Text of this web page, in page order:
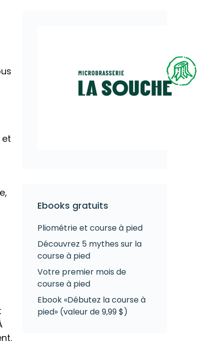
Ebooks gratuits
Pliométrie et course à pied
Découvrez 5 mythes sur la
course à pied
Votre premier mois de
course à pied
Ebook «Débutez la course à
pied» (valeur de 9,99 $)